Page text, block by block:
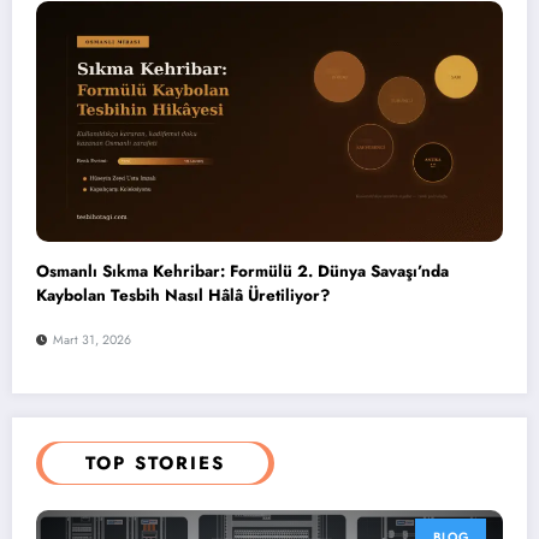
Osmanlı Sıkma Kehribar: Formülü 2. Dünya Savaşı’nda
Kaybolan Tesbih Nasıl Hâlâ Üretiliyor?
Mart 31, 2026
TOP STORIES